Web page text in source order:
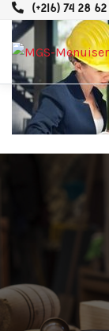
(+216) 74 28